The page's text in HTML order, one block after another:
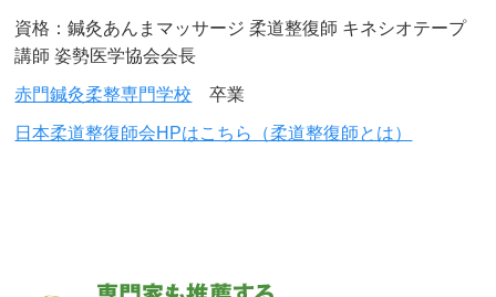
資格：鍼灸あんまマッサージ 柔道整復師 キネシオテープ
講師 姿勢医学協会会長
赤門鍼灸柔整専門学校 卒業
日本柔道整復師会HPはこちら（柔道整復師とは）